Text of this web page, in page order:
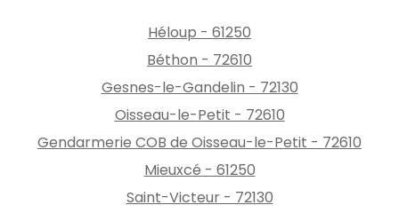
Héloup - 61250
Béthon - 72610
Gesnes-le-Gandelin - 72130
Oisseau-le-Petit - 72610
Gendarmerie COB de Oisseau-le-Petit - 72610
Mieuxcé - 61250
Saint-Victeur - 72130